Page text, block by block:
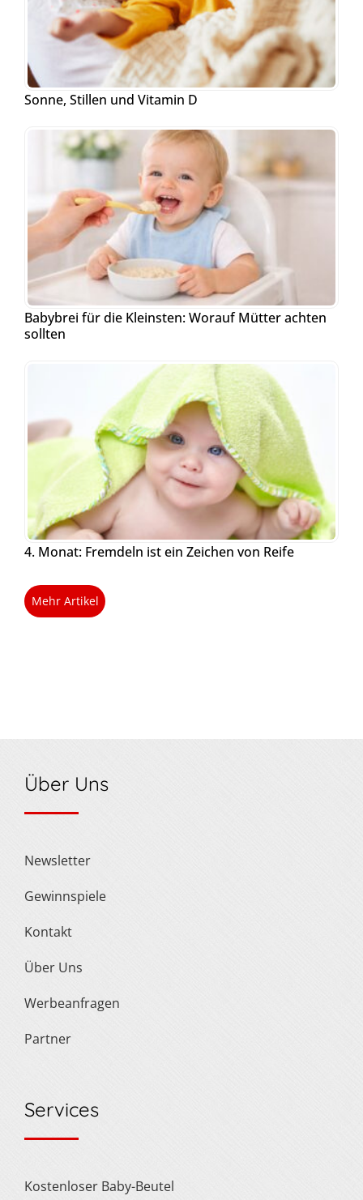
Sonne, Stillen und Vitamin D
Babybrei für die Kleinsten: Worauf Mütter achten
sollten
4. Monat: Fremdeln ist ein Zeichen von Reife
Mehr Artikel
Über Uns
Newsletter
Gewinnspiele
Kontakt
Über Uns
Werbeanfragen
Partner
Services
Kostenloser Baby-Beutel